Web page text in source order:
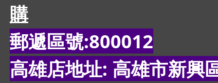
購
郵遞區號:800012
高雄店地址: 高雄市新興